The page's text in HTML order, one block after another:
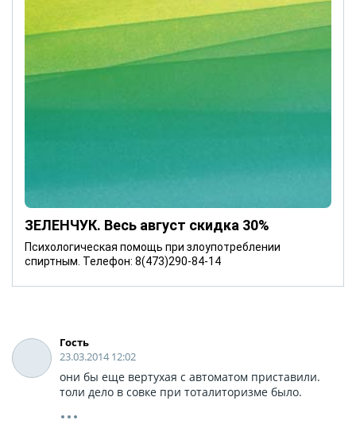
ЗЕЛЕНЧУК. Весь август скидка 30%
Психологическая помощь при злоупотреблении
спиртным. Телефон: 8(473)290-84-14
Гость
23.03.2014 12:02
они бы еще вертухая с автоматом приставили.
толи дело в совке при тоталиторизме было.